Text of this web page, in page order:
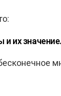
и их значение.